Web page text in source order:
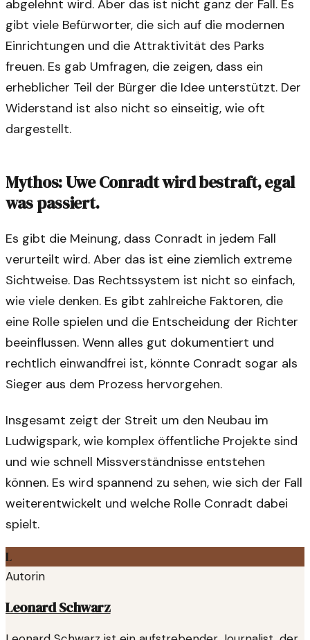
abgelehnt wird. Aber das ist nicht ganz der Fall. Es
gibt viele Befürworter, die sich auf die modernen
Einrichtungen und die Attraktivität des Parks
freuen. Es gab Umfragen, die zeigen, dass ein
erheblicher Teil der Bürger die Idee unterstützt. Der
Widerstand ist also nicht so einseitig, wie oft
dargestellt.
Mythos: Uwe Conradt wird bestraft, egal
was passiert.
Es gibt die Meinung, dass Conradt in jedem Fall
verurteilt wird. Aber das ist eine ziemlich extreme
Sichtweise. Das Rechtssystem ist nicht so einfach,
wie viele denken. Es gibt zahlreiche Faktoren, die
eine Rolle spielen und die Entscheidung der Richter
beeinflussen. Wenn alles gut dokumentiert und
rechtlich einwandfrei ist, könnte Conradt sogar als
Sieger aus dem Prozess hervorgehen.
Insgesamt zeigt der Streit um den Neubau im
Ludwigspark, wie komplex öffentliche Projekte sind
und wie schnell Missverständnisse entstehen
können. Es wird spannend zu sehen, wie sich der Fall
weiterentwickelt und welche Rolle Conradt dabei
spielt.
L
Autorin
Leonard Schwarz